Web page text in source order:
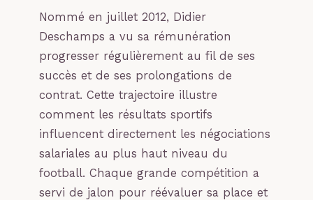
Nommé en juillet 2012, Didier
Deschamps a vu sa rémunération
progresser régulièrement au fil de ses
succès et de ses prolongations de
contrat. Cette trajectoire illustre
comment les résultats sportifs
influencent directement les négociations
salariales au plus haut niveau du
football. Chaque grande compétition a
servi de jalon pour réévaluer sa place et